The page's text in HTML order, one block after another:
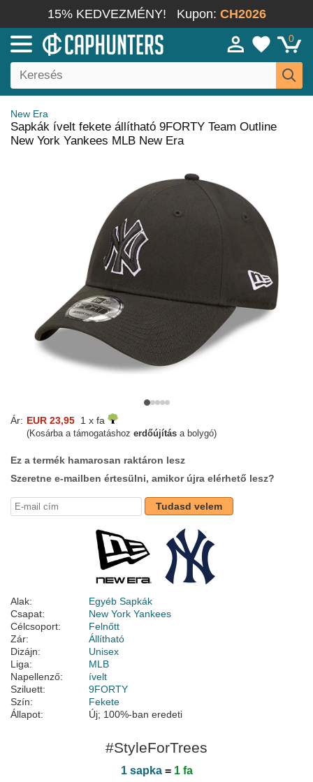
15% KEDVEZMÉNY! Kupon: CH2026
0
New Era
Sapkák ívelt fekete állítható 9FORTY Team Outline
New York Yankees MLB New Era
Ár: EUR 23,95 1 x fa
(Kosárba a támogatáshoz erdőújítás a bolygó)
Ez a termék hamarosan raktáron lesz
Szeretne e-mailben értesülni, amikor újra elérhető lesz?
Tudasd velem
Alak:
Egyéb Sapkák
Csapat:
New York Yankees
Célcsoport:
Felnőtt
Zár:
Állítható
Dizájn:
Unisex
Liga:
MLB
Napellenző:
ívelt
Sziluett:
9FORTY
Szín:
Fekete
Állapot:
Új; 100%-ban eredeti
#StyleForTrees
1 sapka= 1 fa